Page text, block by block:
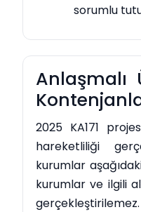
sorumlu
Anlaşmalı
2025 KA171
hareketliliği
kurumlar
kurumlar ve ilgili